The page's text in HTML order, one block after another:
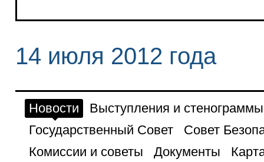
14 июля 2012 года
Новости
Выступления и стенограммы
Государственный Совет
Совет
Комиссии и советы
Документы